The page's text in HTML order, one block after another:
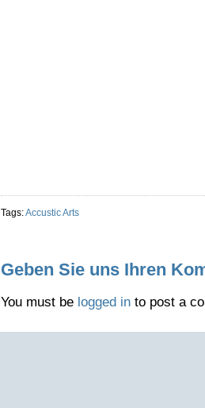
Tags:Accustic Arts
Geben Sie uns Ihren
You must be logged in to post a